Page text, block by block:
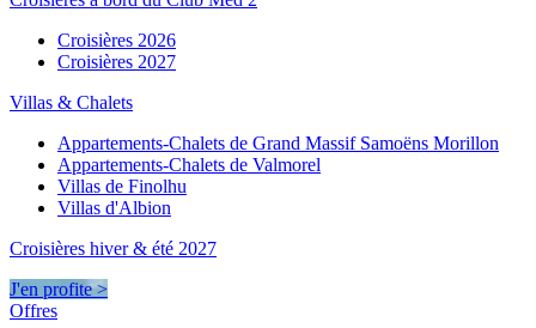
Croisières 2026
Croisières 2027
Villas & Chalets
Appartements-Chalets de Grand Massif Samoëns Morillon
Appartements-Chalets de Valmorel
Villas de Finolhu
Villas d'Albion
Croisières hiver & été 2027
J'en profite >
Offres